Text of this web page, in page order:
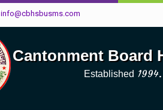
info@cbhsbusms.com
Cantonment Board
Established